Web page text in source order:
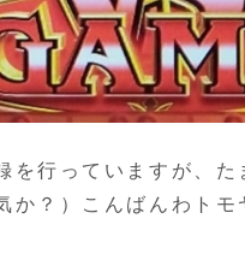
行っていますが、
？）こんばんわトモ